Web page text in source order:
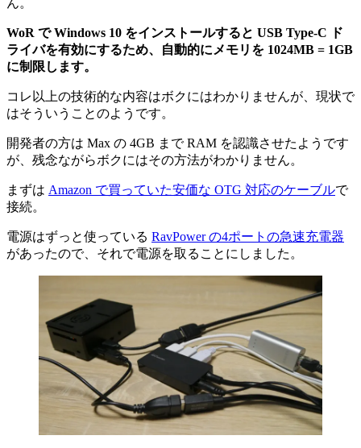
ん。
WoR で Windows 10 をインストールすると USB Type-C ド
ライバを有効にするため、自動的にメモリを 1024MB = 1GB
に制限します。
コレ以上の技術的な内容はボクにはわかりませんが、現状で
はそういうことのようです。
開発者の方は Max の 4GB まで RAM を認識させたようです
が、残念ながらボクにはその方法がわかりません。
まずは Amazon で買っていた安価な OTG 対応のケーブルで
接続。
電源はずっと使っている RavPower の4ポートの急速充電器
があったので、それで電源を取ることにしました。